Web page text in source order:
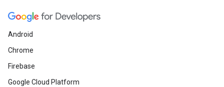
Android
Chrome
Firebase
Google Cloud Platform